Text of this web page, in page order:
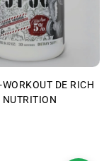
DE RICH
NUTRITION